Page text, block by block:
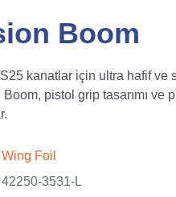
Boom
kanatlar için ultra hafif ve
pistol grip tasarımı ve
Wing Foil
42250-3531-L